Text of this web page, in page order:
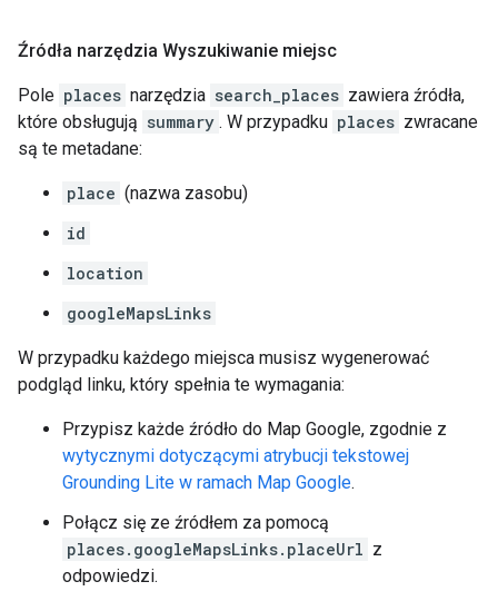
Źródła narzędzia Wyszukiwanie miejsc
Pole places narzędzia search_places zawiera źródła,
które obsługują summary . W przypadku places zwracane
są te metadane:
place (nazwa zasobu)
id
location
googleMapsLinks
W przypadku każdego miejsca musisz wygenerować
podgląd linku, który spełnia te wymagania:
Przypisz każde źródło do Map Google, zgodnie z
wytycznymi dotyczącymi atrybucji tekstowej
Grounding Lite w ramach Map Google.
Połącz się ze źródłem za pomocą
places.googleMapsLinks.placeUrl z
odpowiedzi.